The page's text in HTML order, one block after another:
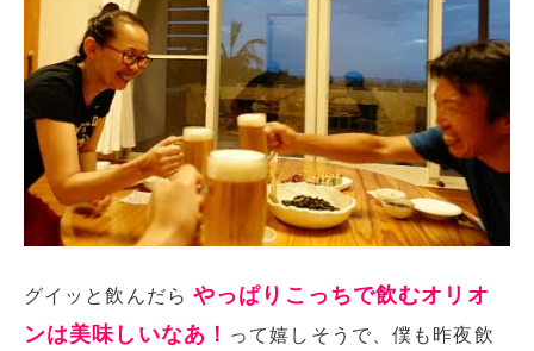
グイッと飲んだらやっぱりこっちで飲むオリオ
ンは美味しいなあ！ って嬉しそうで、僕も昨夜飲